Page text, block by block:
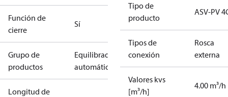
Función de
cierre
Sí
Grupo de
productos
Equilibrado
automático
Longitud de
Tipo de
producto
ASV-PV
Tipos de
conexión
Rosca
externa
Valores kvs
[m³/h]
4.00 m³/h